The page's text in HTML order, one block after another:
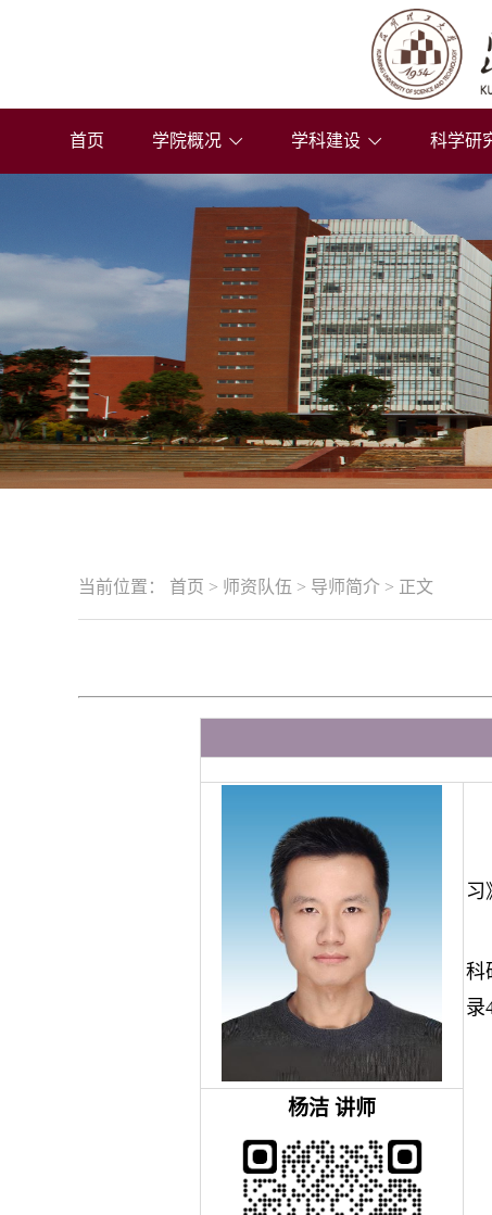
首页 学院概况 学科建设 科学研
当前位置： 首页 > 师资队伍 > 导师简介 > 正文
习
科
录
杨洁 讲师